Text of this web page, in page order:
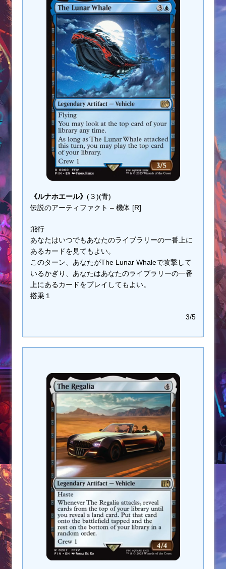
《ルナホエール》 (３)(青)
伝説のアーティファクト – 機体 [R]
飛行
あなたはいつでもあなたのライブラリーの一番上に
あるカードを見てもよい。
このターン、あなたがThe Lunar Whaleで攻撃して
いるかぎり、あなたはあなたのライブラリーの一番
上にあるカードをプレイしてもよい。
搭乗１
3/5